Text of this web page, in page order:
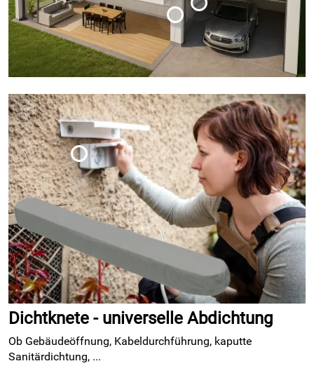
Dichtknete - universelle Abdichtung
Ob Gebäudeöffnung, Kabeldurchführung, kaputte
Sanitärdichtung, ...